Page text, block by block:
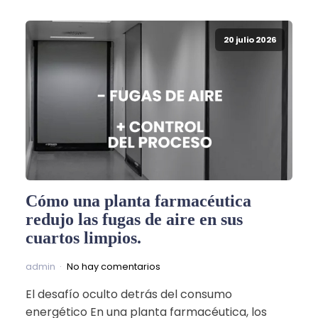
20 julio 2026
Cómo una planta farmacéutica
redujo las fugas de aire en sus
cuartos limpios.
admin No hay comentarios
El desafío oculto detrás del consumo
energético En una planta farmacéutica, los